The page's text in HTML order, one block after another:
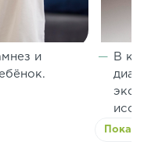
и
В